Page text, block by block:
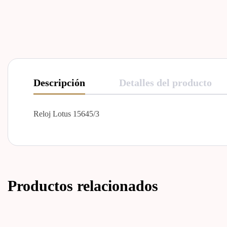
Descripción Detalles del producto
Reloj Lotus 15645/3
Productos relacionados